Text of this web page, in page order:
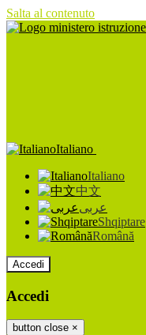
Salta al contenuto
Italiano
Italiano
中文
عربى
Shqiptare
Română
Accedi
Accedi
button close ×